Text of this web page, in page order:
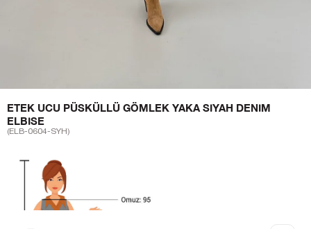
ETEK UCU PÜSKÜLLÜ GÖMLEK YAKA SIYAH DENIM
ELBISE
(ELB-0604-SYH)